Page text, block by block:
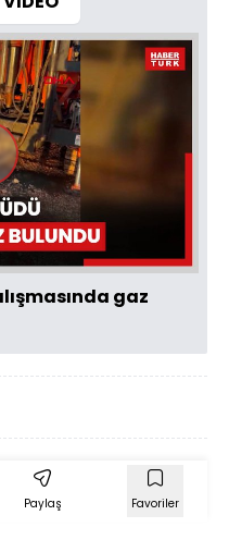
gaz
Paylaş Favoriler